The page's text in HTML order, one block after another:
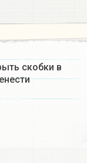
скобки в